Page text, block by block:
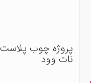
پروژه چوب پلاست
نات وود